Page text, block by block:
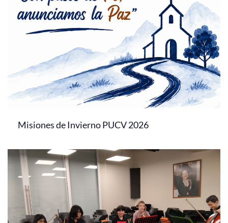
Misiones de Invierno PUCV 2026